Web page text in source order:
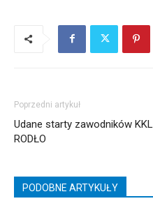
Poprzedni artykuł
Udane starty zawodników KKL
RODŁO
PODOBNE ARTYKUŁY